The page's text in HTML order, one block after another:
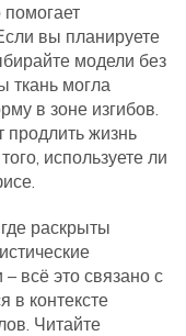
вы планируете
модели без
ткань могла
в зоне изгибов.
продлить жизнь
используете ли
раскрыты
всё это связано с
в контексте
Читайте